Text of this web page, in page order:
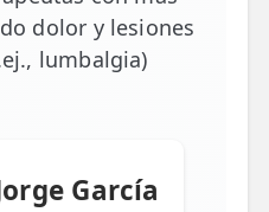
dolor y lesiones
lumbalgia)
García